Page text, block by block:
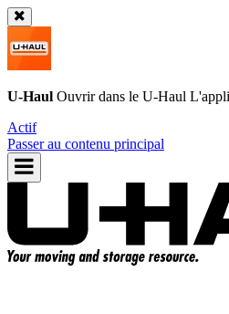
U-Haul Ouvrir dans le U-Haul
Actif
Passer au contenu principal